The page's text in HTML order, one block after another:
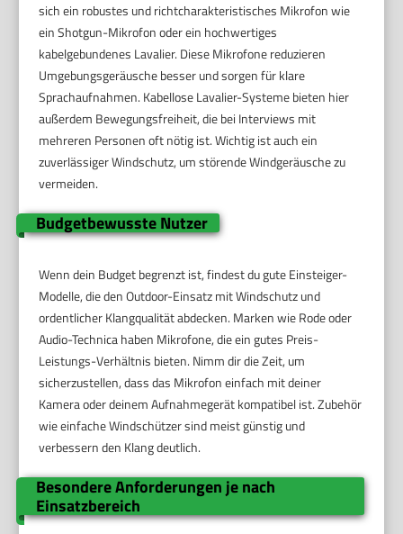
sich ein robustes und richtcharakteristisches Mikrofon wie
ein Shotgun-Mikrofon oder ein hochwertiges
kabelgebundenes Lavalier. Diese Mikrofone reduzieren
Umgebungsgeräusche besser und sorgen für klare
Sprachaufnahmen. Kabellose Lavalier-Systeme bieten hier
außerdem Bewegungsfreiheit, die bei Interviews mit
mehreren Personen oft nötig ist. Wichtig ist auch ein
zuverlässiger Windschutz, um störende Windgeräusche zu
vermeiden.
Budgetbewusste Nutzer
Wenn dein Budget begrenzt ist, findest du gute Einsteiger-
Modelle, die den Outdoor-Einsatz mit Windschutz und
ordentlicher Klangqualität abdecken. Marken wie Rode oder
Audio-Technica haben Mikrofone, die ein gutes Preis-
Leistungs-Verhältnis bieten. Nimm dir die Zeit, um
sicherzustellen, dass das Mikrofon einfach mit deiner
Kamera oder deinem Aufnahmegerät kompatibel ist. Zubehör
wie einfache Windschützer sind meist günstig und
verbessern den Klang deutlich.
Besondere Anforderungen je nach
Einsatzbereich